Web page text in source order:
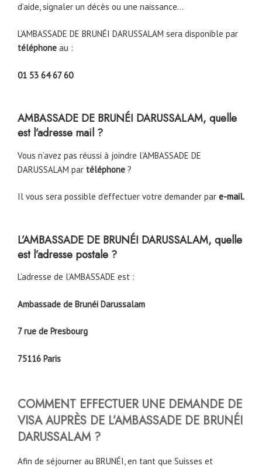
d’aide, signaler un décès ou une naissance…
L’AMBASSADE DE BRUNÉI DARUSSALAM sera disponible par
téléphone au :
01 53 64 67 60
AMBASSADE DE BRUNÉI DARUSSALAM, quelle
est l’adresse mail ?
Vous n’avez pas réussi à joindre l’AMBASSADE DE
DARUSSALAM par téléphone ?
Il vous sera possible d’effectuer votre demander par e-mail.
L’AMBASSADE DE BRUNÉI DARUSSALAM, quelle
est l’adresse postale ?
L’adresse de l’AMBASSADE est :
Ambassade de Brunéi Darussalam
7 rue de Presbourg
75116 Paris
COMMENT EFFECTUER UNE DEMANDE DE
VISA AUPRÈS DE L’AMBASSADE DE BRUNÉI
DARUSSALAM ?
Afin de séjourner au BRUNÉI, en tant que Suisses et